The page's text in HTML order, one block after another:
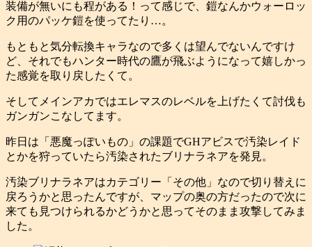
装備が無いにも程がある！って感じで、鎧なんかウォーロッ
ク用のパッケ鎧を使ってたり…。
もともと気分転換キャラなので多くは望んでないんですけ
ど、それでもハンター時代の鷹が飛ぶようになって嬉しかっ
た感覚を取り戻したくて。
そしてメインアカではエレマスのレベルを上げたくて討伐も
ガンガンこなしてます。
昨日は「悪魔っぽいもの」の課題でGHアビスで汚染レイド
とかを狩っていたら汚染されたブリナラネアを発見。
汚染ブリナラネアはカテゴリー「その他」なので切り替えに
戻ろうかと思ったんですが、マップの奥の方だったので次に
来ても見つけられるかどうかと思ってそのまま攻撃してみま
した。